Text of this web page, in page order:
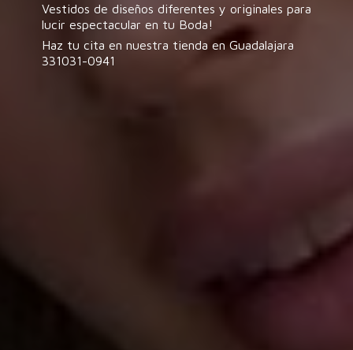
Vestidos de diseños diferentes y originales para
lucir espectacular en tu Boda!
Haz tu cita en nuestra tienda en Guadalajara
331031-0941